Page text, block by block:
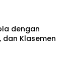
dengan
dan Klasemen